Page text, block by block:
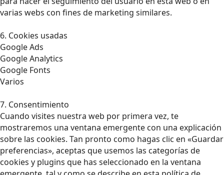
varias webs con fines de marketing similares.
6. Cookies usadas
Google Ads
Google Analytics
Google Fonts
Varios
7. Consentimiento
Cuando visites nuestra web por primera vez, te
mostraremos una ventana emergente con una explicación
sobre las cookies. Tan pronto como hagas clic en «Guardar
preferencias», aceptas que usemos las categorías de
cookies y plugins que has seleccionado en la ventana